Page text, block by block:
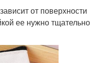
от поверхности
ее нужно тщательно